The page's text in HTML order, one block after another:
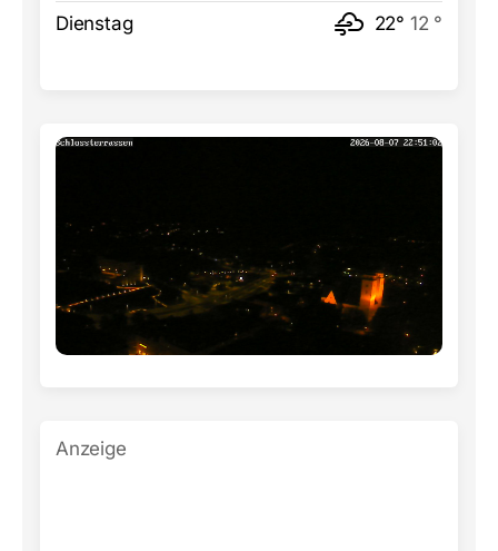
Dienstag 22° 12 °
Anzeige